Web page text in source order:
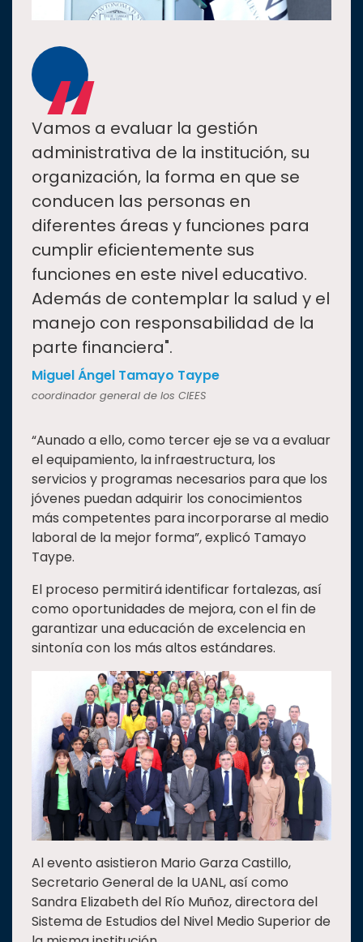
“
Vamos a evaluar la gestión
administrativa de la institución, su
organización, la forma en que se
conducen las personas en
diferentes áreas y funciones para
cumplir eficientemente sus
funciones en este nivel educativo.
Además de contemplar la salud y el
manejo con responsabilidad de la
parte financiera".
Miguel Ángel Tamayo Taype
coordinador general de los CIEES
“Aunado a ello, como tercer eje se va a evaluar
el equipamiento, la infraestructura, los
servicios y programas necesarios para que los
jóvenes puedan adquirir los conocimientos
más competentes para incorporarse al medio
laboral de la mejor forma”, explicó Tamayo
Taype.
El proceso permitirá identificar fortalezas, así
como oportunidades de mejora, con el fin de
garantizar una educación de excelencia en
sintonía con los más altos estándares.
Al evento asistieron Mario Garza Castillo,
Secretario General de la UANL, así como
Sandra Elizabeth del Río Muñoz, directora del
Sistema de Estudios del Nivel Medio Superior de